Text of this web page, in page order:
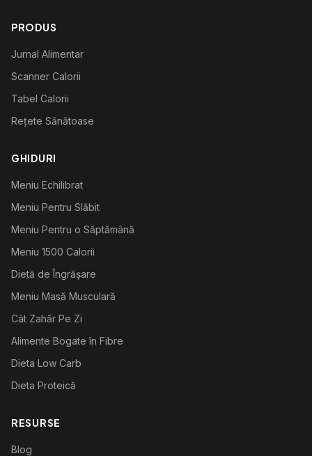
PRODUS
Jurnal Alimentar
Scanner Calorii
Tabel Calorii
Rețete Sănătoase
GHIDURI
Meniu Echilibrat
Meniu Pentru Slăbit
Meniu Pentru o Săptămână
Meniu 1500 Calorii
Dietă de Îngrășare
Meniu Masă Musculară
Cât Zahăr Pe Zi
Alimente Bogate în Fibre
Dieta Low Carb
Dieta Proteică
RESURSE
Blog